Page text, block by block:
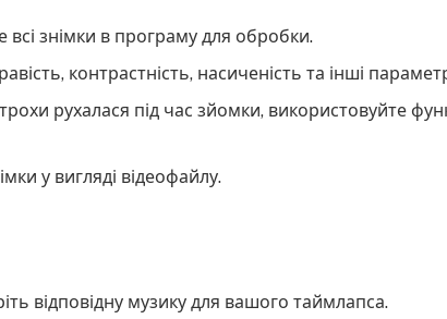
всі знімки в програму для обробки.
контрастність, насиченість та інші
рухалася під час зйомки, використовуйте
у вигляді відеофайлу.
відповідну музику для вашого таймлапса.